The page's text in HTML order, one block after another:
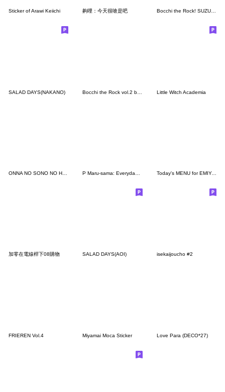
Sticker of Arawi Keiichi 齁哩：今天很嗆是吧 Bocchi the Rock! SUZUKI Haruka Ver.
SALAD DAYS(NAKANO) Little Witch Academia
Today's MENU for EMIYA Family 2
加零在電線桿下08購物 SALAD DAYS(AOI) isekaijoucho #2
FRIEREN Vol.4 Miyamai Moca Sticker Love Para (DECO*27)